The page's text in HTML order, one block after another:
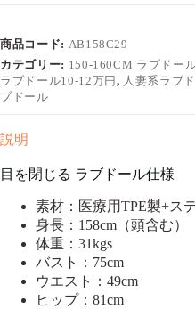
ー
ル
添
い
個
商品コード: AB158C29
カテゴリー: 150-160CM ラブドー
ラブドール10-12万円 , 人妻系ラブ
ブドール
説明
目を閉じる ラブドール仕様
素材：医療用TPE製+ス
身長：158cm（頭含む）
体重：31kgs
バスト：75cm
ウエスト：49cm
ヒップ：81cm